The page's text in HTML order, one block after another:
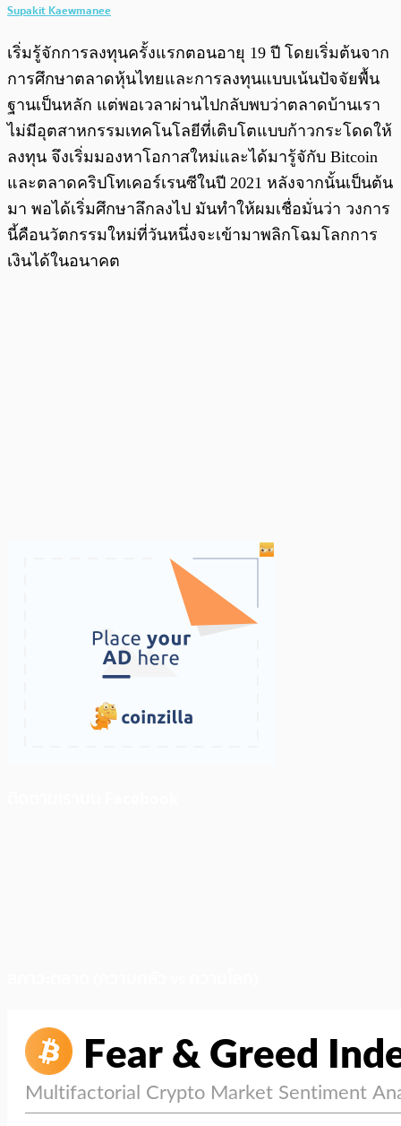
Supakit Kaewmanee
เริ่มรู้จักการลงทุนครั้งแรกตอนอายุ 19 ปี โดยเริ่มต้นจาก
การศึกษาตลาดหุ้นไทยและการลงทุนแบบเน้นปัจจัยพื้น
ฐานเป็นหลัก แต่พอเวลาผ่านไปกลับพบว่าตลาดบ้านเรา
ไม่มีอุตสาหกรรมเทคโนโลยีที่เติบโตแบบก้าวกระโดดให้
ลงทุน จึงเริ่มมองหาโอกาสใหม่และได้มารู้จักับ Bitcoin
และตลาดคริปโทเคอร์เรนซีในปี 2021 หลังจากนั้นเป็นต้น
มา พอได้เริ่มศึกษาลึกลงไป มันทำให้ผมเชื่อมั่นว่า วงการ
นี้คือนวัตกรรมใหม่ที่วันหนึ่งจะเข้ามาพลิกโฉมโลกการ
เงินได้ในอนาคต